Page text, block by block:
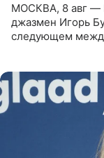
МОСКВА, 8 авг —
джазмен Игорь
следующем